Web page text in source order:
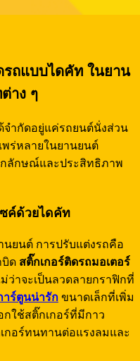
รถแบบไดคัท ในยาน
าง ๆ
จำกัดอยู่แค่รถยนต์นั่งส่วน
ร่หลายในยานยนต์
กลักษณ์และประสิทธิภาพ
ค์ด้วยไดคัท
ยนต์ การปรับแต่งรถคือ
ด สติ๊กเกอร์ติดรถมอเตอร์
ว่าจะเป็นลวดลายกราฟิกที่
าร์ตูนน่ารัก ขนาดเล็กที่เพิ่ม
ใช้สติ๊กเกอร์ที่มีกาว
กอร์ทนทานต่อแรงลมและ